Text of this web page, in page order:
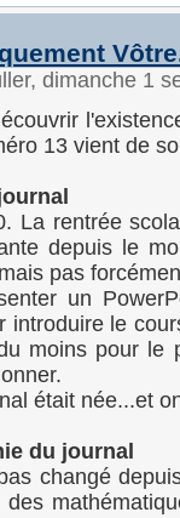
dimanche 1
13 vient de
La rentrée
depuis le
pas
un
introduire le
moins pour le
était née...et
du journal
changé
des